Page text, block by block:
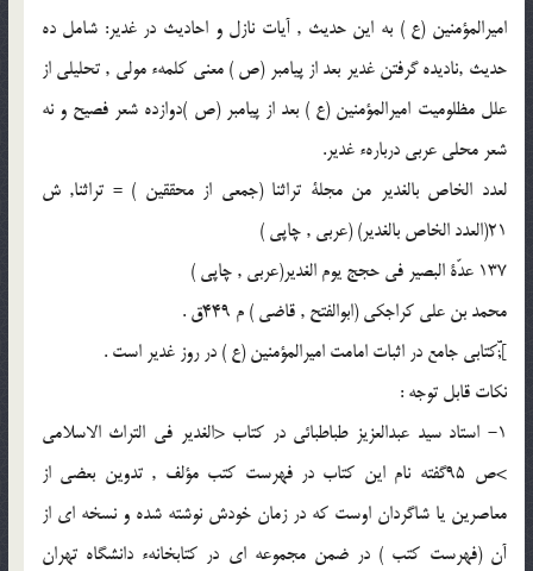
اميرالمؤمنين (ع ) به اين حديث , آيات نازل و احاديث در غدير: شامل ده
حديث ,ناديده گرفتن غدير بعد از پيامبر (ص ) معنى كلمهء مولى , تحليلى از
علل مظلوميت اميرالمؤمنين (ع ) بعد از پيامبر (ص )دوازده شعر فصيح و نه
شعر محلى عربى دربارهء غدير.
لعدد الخاص بالغدير من مجلة تراثنا (جمعى از محققين ) = تراثنا, ش
21(العدد الخاص بالغدير) (عربى , چاپى )
137 عدّة البصير فى حجج يوم الغدير(عربى , چاپى )
محمد بن على كراجكى (ابوالفتح , قاضى ) م 449ق .
];ّّكتابى جامع در اثبات امامت اميرالمؤمنين (ع ) در روز غدير است .
نكات قابل توجه :
1- استاد سيد عبدالعزيز طباطبائى در كتاب <الغدير فى التراث الاسلامى
>ص 95گفته نام اين كتاب در فهرست كتب مؤلف , تدوين بعضى از
معاصرين يا شاگردان اوست كه در زمان خودش نوشته شده و نسخه اى از
آن (فهرست كتب ) در ضمن مجموعه اى در كتابخانهء دانشگاه تهران